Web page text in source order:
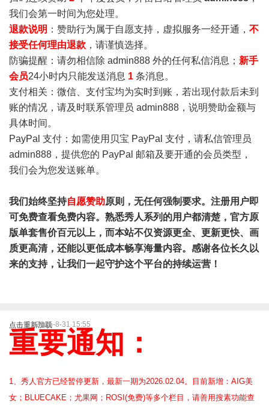
我们会第一时间为您处理。
退款说明 ：赞助行为属于自愿支持，虚拟服务一经开通， 不
接受任何理由退款 ，请谨慎选择。
防骗提醒：请勿相信除 admin888 外的任何私信消息； 新手
会员24小时内只能发送消息 1 条消息。
支付相关：微信、支付宝均为实时到账，若出现付款后未到
账的情况，请及时联系管理员 admin888，说明赞助金额与
具体时间。
PayPal 支付：如需使用贝宝 PayPal 支付，请私信管理员
admin888，提供您的 PayPal 邮箱及要开通的会员类型，
我们会为您发送账单。
我们始终坚持自愿赞助原则，无任何强制要求。注册用户即
可免费查看免费内容。熟悉秀人系列的用户都清楚，官方原
版单套售价百元以上，而本站不仅资源更全、更新更快、画
质更高清，还能以更低成本畅享海量内容。感谢各位长久以
来的支持，让我们一起守护这个平台的持续运营！
点击重新加载2025-8-31 15:55
重要通知：
1、秀人官方已经暂停更新，最新一期为2026.02.04。目前新增：AIG美
女；BLUECAKE；尤果网；ROSI(免费)等多个栏目，请善用搜素功能查